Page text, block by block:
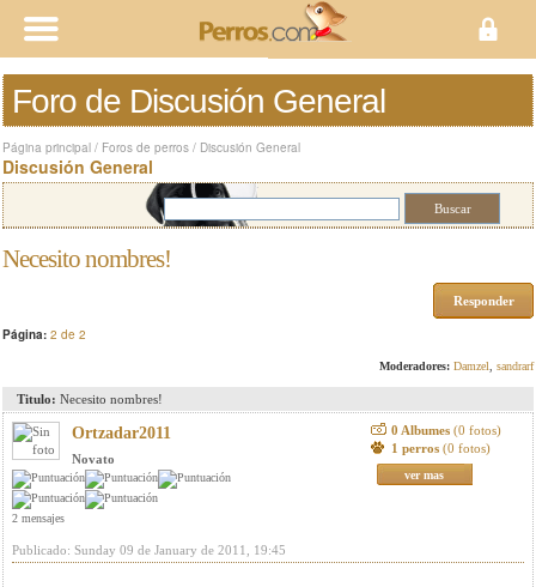
Foro de Discusión General
Página principal / Foros de perros / Discusión General
Discusión General
Necesito nombres!
Responder
Página: 2 de 2
Moderadores: Damzel sandrarf
Titulo: Necesito nombres!
Ortzadar2011
Novato
2 mensajes
0 Albumes (0 fotos)
1 perros (0 fotos)
ver mas
Publicado: Sunday 09 de January de 2011, 19:45